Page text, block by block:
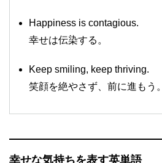
Happiness is contagious.
幸せは伝染する。
Keep smiling, keep thriving.
笑顔を絶やさず、前に進もう。
幸せな気持ちを表す英単語